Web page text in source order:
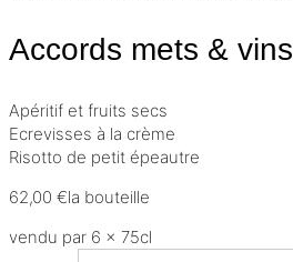
Accords mets & vins
Apéritif et fruits secs
Ecrevisses à la crème
Risotto de petit épeautre
62,00 €la bouteille
vendu par 6 × 75cl